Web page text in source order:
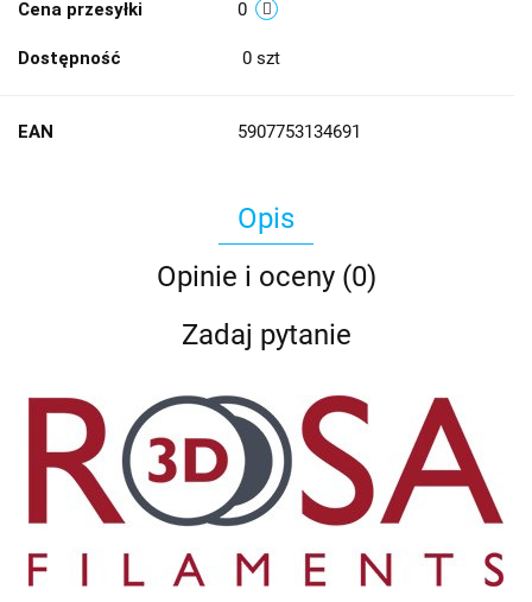
Cena przesyłki 0
Dostępność 0 szt
EAN 5907753134691
Opis
Opinie i oceny (0)
Zadaj pytanie